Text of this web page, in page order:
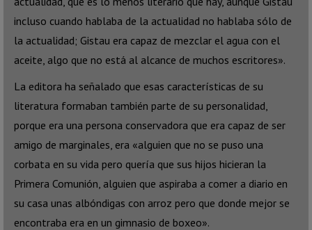
incluso cuando hablaba de la actualidad no hablaba sólo de
la actualidad; Gistau era capaz de mezclar el agua con el
aceite, algo que no está al alcance de muchos escritores».
La editora ha señalado que esas características de su
literatura formaban también parte de su personalidad,
porque era una persona conservadora que era capaz de ser
amigo de marginales, era «alguien que no se puso una
corbata en su vida pero quería que sus hijos hicieran la
Primera Comunión, alguien que aspiraba a comer a diario en
su casa unas albóndigas con arroz pero que donde mejor se
encontraba era en un gimnasio de boxeo».